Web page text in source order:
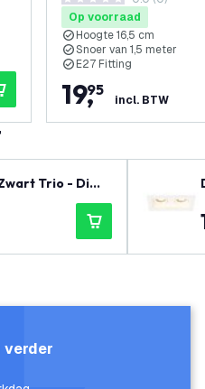
0 score sterren
Op voorraad
Hoogte 16,5 cm
Snoer van 1,5 meter
E27 Fitting
19,
95
incl. BTW
Trio - Dimb
- Kantelbaar
verder